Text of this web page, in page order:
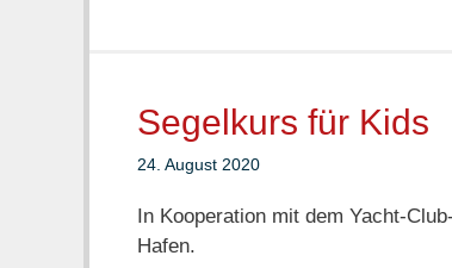
Segelkurs für Kids
24. August 2020
In Kooperation mit dem Yacht-
Hafen.